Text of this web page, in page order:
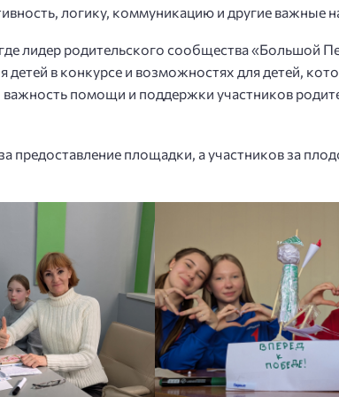
логику, коммуникацию и другие важные
лидер родительского сообщества «Большой
детей в конкурсе и возможностях для детей,
важность помощи и поддержки участников
предоставление площадки, а участников за